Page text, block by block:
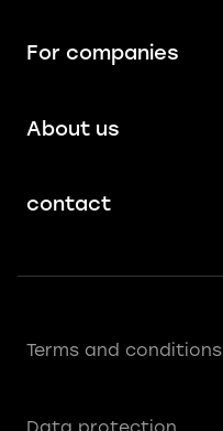
For companies
About us
contact
Terms and conditions